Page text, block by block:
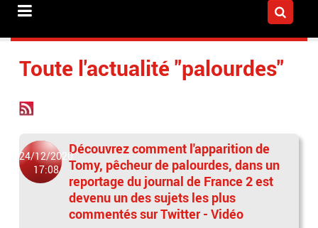
Toute l'actualité "palourdes"
24/12/2020
17:08
Découvrez comment l'apparition de
Tomy, pêcheur de palourdes, dans un
reportage du journal de France 2 est
devenu un des sujets les plus
commentés sur Twitter - Vidéo